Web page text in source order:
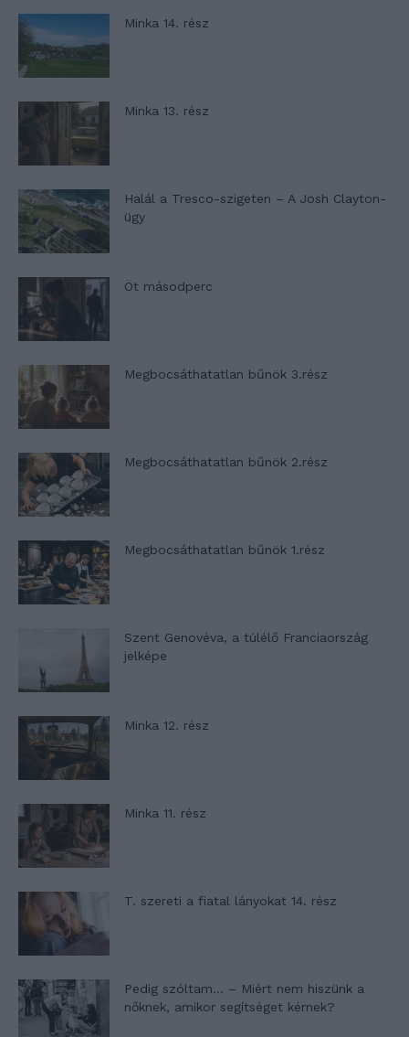
Minka 14. rész
Minka 13. rész
Halál a Tresco-szigeten – A Josh Clayton-
ügy
Öt másodperc
Megbocsáthatatlan bűnök 3.rész
Megbocsáthatatlan bűnök 2.rész
Megbocsáthatatlan bűnök 1.rész
Szent Genovéva, a túlélő Franciaország
jelképe
Minka 12. rész
Minka 11. rész
T. szereti a fiatal lányokat 14. rész
Pedig szóltam… – Miért nem hiszünk a
nőknek, amikor segítséget kérnek?